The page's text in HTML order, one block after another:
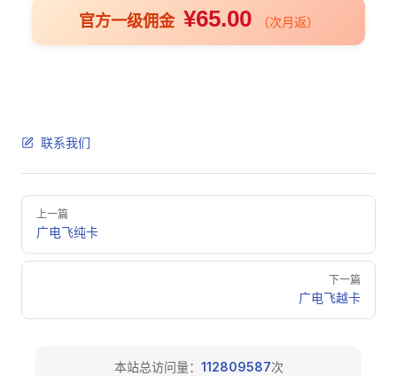
官方一级佣金 ¥65.00 （次月返）
联系我们
Pager
上一篇
广电飞纯卡
下一篇
广电飞越卡
本站总访问量： 112809587次